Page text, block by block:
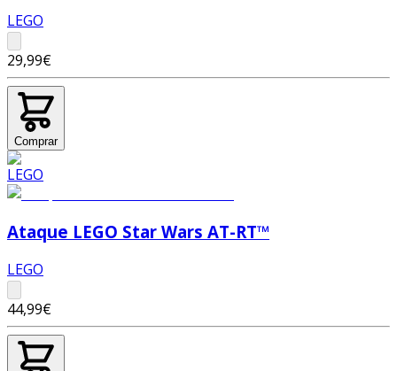
LEGO
29,99€
Comprar
Ataque LEGO Star Wars AT-RT™
LEGO
44,99€